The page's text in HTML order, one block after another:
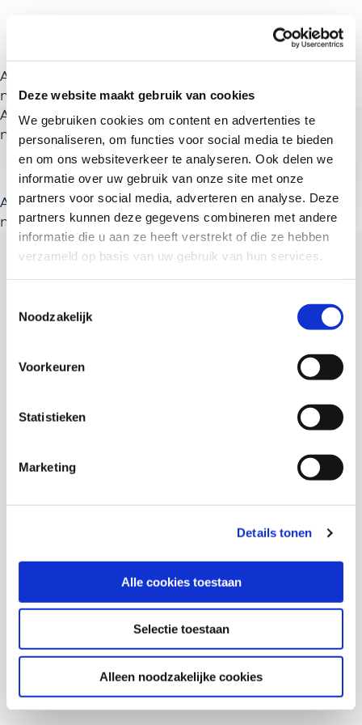
Deze website maakt gebruik van cookies
We gebruiken cookies om content en advertenties te
personaliseren, om functies voor social media te bieden
en om ons websiteverkeer te analyseren. Ook delen we
informatie over uw gebruik van onze site met onze
partners voor social media, adverteren en analyse. Deze
partners kunnen deze gegevens combineren met andere
informatie die u aan ze heeft verstrekt of die ze hebben
verzameld op basis van uw gebruik van hun services.
Noodzakelijk
Voorkeuren
Statistieken
Marketing
Details tonen
Alle cookies toestaan
Selectie toestaan
Alleen noodzakelijke cookies
A rendering error occurred:
not a function.
A rendering error occurred:a.substring(...).replaceAll is
not a function.
A rendering error occurred:a.substring(...).replaceAll is
not a function.